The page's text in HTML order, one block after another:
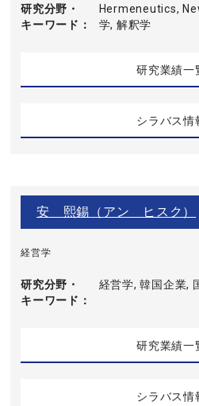
研究分野・
キーワード
Hermeneutics,
学, 解釈学
研究業績一
シラバス情
安 熙錫（アン ヒスク）
経営学
研究分野・
キーワード
経営学, 韓国企業,
研究業績一
シラバス情